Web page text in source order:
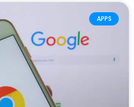
APPS